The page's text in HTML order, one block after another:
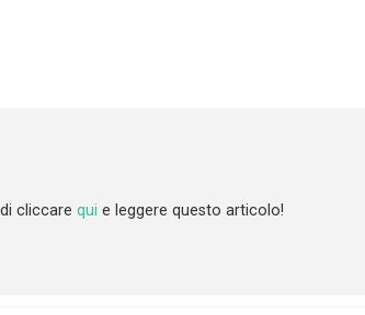
cliccare qui e leggere questo articolo!